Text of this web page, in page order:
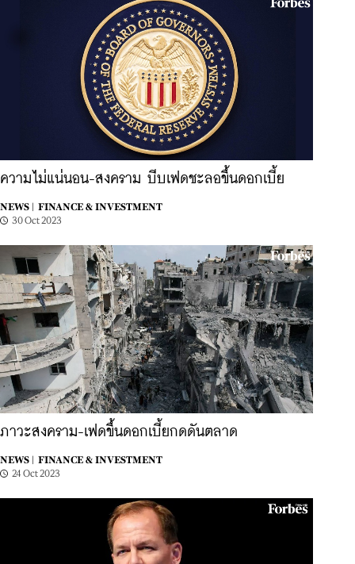
ความไม่แน่นอน-สงคราม บีบเฟดชะลอขึ้นดอกเบี้ย
NEWS |
FINANCE & INVESTMENT
30 Oct 2023
ภาวะสงคราม-เฟดขึ้นดอกเบี้ยกดดันตลาด
NEWS |
FINANCE & INVESTMENT
24 Oct 2023